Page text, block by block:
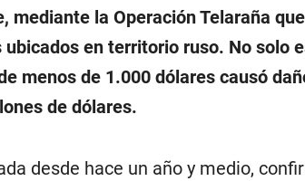
mediante la Operación Telaraña
en territorio ruso. No solo
menos de 1.000 dólares causó
de dólares.
desde hace un año y medio,